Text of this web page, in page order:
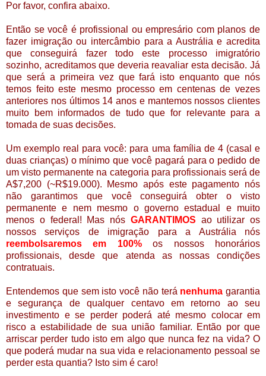
Por favor, confira abaixo.
Então se você é profissional ou empresário com planos de
fazer imigração ou intercâmbio para a Austrália e acredita
que conseguirá fazer todo este processo imigratório
sozinho, acreditamos que deveria reavaliar esta decisão. Já
que será a primeira vez que fará isto enquanto que nós
temos feito este mesmo processo em centenas de vezes
anteriores nos últimos 14 anos e mantemos nossos clientes
muito bem informados de tudo que for relevante para a
tomada de suas decisões.
Um exemplo real para você: para uma família de 4 (casal e
duas crianças) o mínimo que você pagará para o pedido de
um visto permanente na categoria para profissionais será de
A$7,200 (~R$19.000). Mesmo após este pagamento nós
não garantimos que você conseguirá obter o visto
permanente e nem mesmo o governo estadual e muito
menos o federal! Mas nós GARANTIMOS ao utilizar os
nossos serviços de imigração para a Austrália nós
reembolsaremos em 100%os nossos honorários
profissionais, desde que atenda as nossas condições
contratuais.
Entendemos que sem isto você não terá nenhuma garantia
e segurança de qualquer centavo em retorno ao seu
investimento e se perder poderá até mesmo colocar em
risco a estabilidade de sua união familiar. Então por que
arriscar perder tudo isto em algo que nunca fez na vida? O
que poderá mudar na sua vida e relacionamento pessoal se
perder esta quantia? Isto sim é caro!